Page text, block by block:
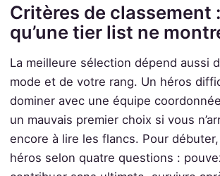
Critères de classement
qu’une tier list ne
La meilleure sélection dépend aussi
mode et de votre rang. Un héros
dominer avec une équipe
un mauvais premier choix si vous
encore à lire les flancs. Pour
héros selon quatre questions :